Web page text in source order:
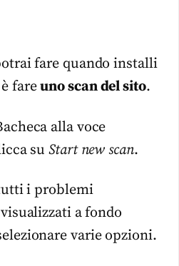
fare quando installi
fareuno scan del sito.
alla voce
suStart new scan.
i problemi
a fondo
varie opzioni.